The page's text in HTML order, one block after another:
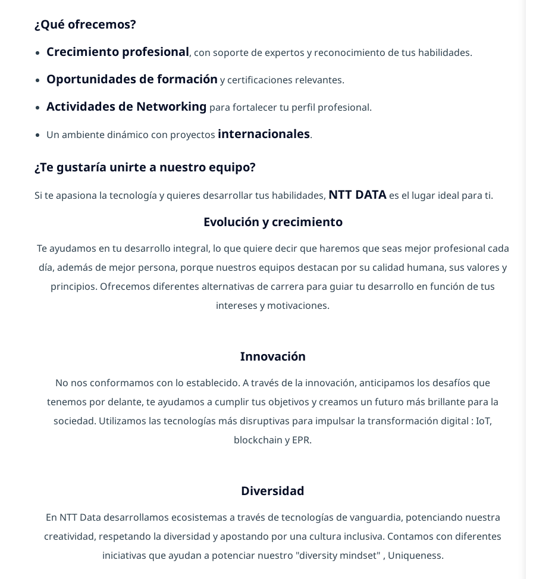
¿Qué ofrecemos?
Crecimiento profesional, con soporte de expertos y reconocimiento de tus habilidades.
Oportunidades de formación y certificaciones relevantes.
Actividades de Networking para fortalecer tu perfil profesional.
Un ambiente dinámico con proyectos internacionales.
¿Te gustaría unirte a nuestro equipo?
Si te apasiona la tecnología y quieres desarrollar tus habilidades, NTT DATA es el lugar ideal para ti.
Evolución y crecimiento
Te ayudamos en tu desarrollo integral, lo que quiere decir que haremos que seas mejor profesional cada
día, además de mejor persona, porque nuestros equipos destacan por su calidad humana, sus valores y
principios. Ofrecemos diferentes alternativas de carrera para guiar tu desarrollo en función de tus
intereses y motivaciones.
Innovación
No nos conformamos con lo establecido. A través de la innovación, anticipamos los desafíos que
tenemos por delante, te ayudamos a cumplir tus objetivos y creamos un futuro más brillante para la
sociedad. Utilizamos las tecnologías más disruptivas para impulsar la transformación digital : IoT,
blockchain y EPR.
Diversidad
En NTT Data desarrollamos ecosistemas a través de tecnologías de vanguardia, potenciando nuestra
creatividad, respetando la diversidad y apostando por una cultura inclusiva. Contamos con diferentes
iniciativas que ayudan a potenciar nuestro "diversity mindset" , Uniqueness.